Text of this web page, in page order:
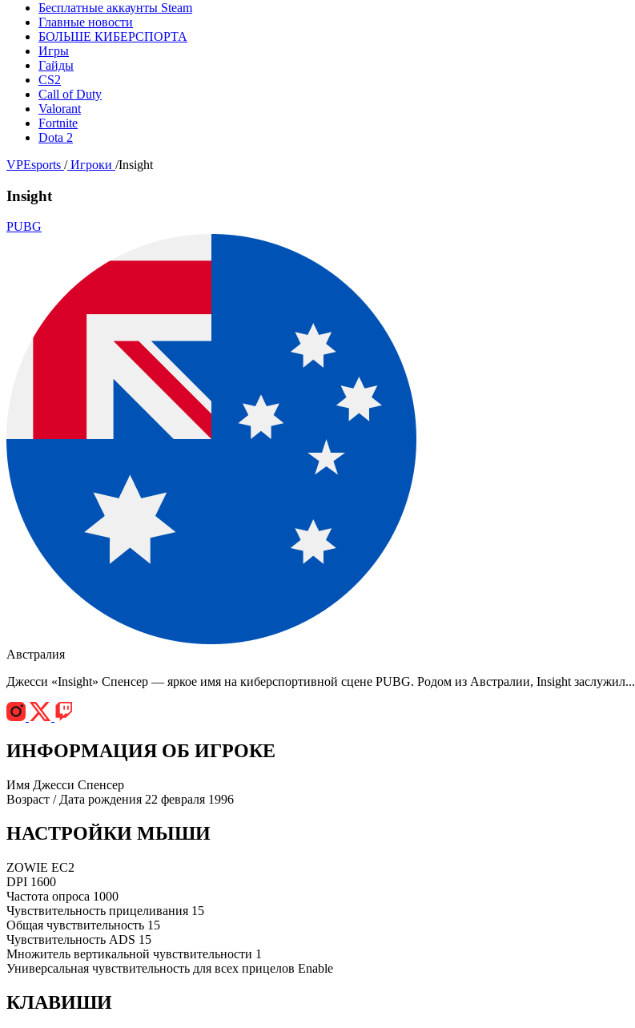
Бесплатные аккаунты Steam
Главные новости
БОЛЬШЕ КИБЕРСПОРТА
Игры
Гайды
CS2
Call of Duty
Valorant
Fortnite
Dota 2
VPEsports / Игроки /Insight
Insight
PUBG
Австралия
Джесси «Insight» Спенсер — яркое имя на киберспортивной сцене PUBG. Родом из Австралии, Insight заслужил...
ИНФОРМАЦИЯ ОБ ИГРОКЕ
Имя Джесси Спенсер
Возраст / Дата рождения 22 февраля 1996
НАСТРОЙКИ МЫШИ
ZOWIE EC2
DPI 1600
Частота опроса 1000
Чувствительность прицеливания 15
Общая чувствительность 15
Чувствительность ADS 15
Множитель вертикальной чувствительности 1
Универсальная чувствительность для всех прицелов Enable
КЛАВИШИ